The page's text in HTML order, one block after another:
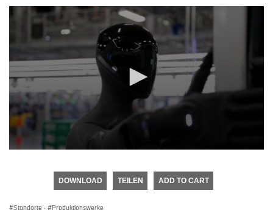
DOWNLOAD TEILEN ADD TO CART
Standorte · Produktionswerke